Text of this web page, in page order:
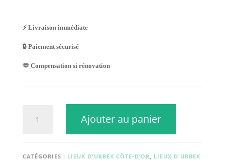
⚡ Livraison immédiate
🔒 Paiement sécurisé
🫶 Compensation si rénovation
RADIOAKTIV
Ajouter au panier
CATÉGORIES : LIEUX D'URBEX CÔTE-D’OR, LIEUX D'URBEX